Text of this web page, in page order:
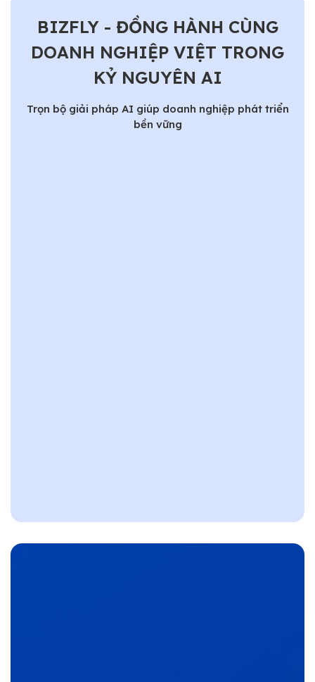
BIZFLY - ĐỒNG HÀNH CÙNG
DOANH NGHIỆP VIỆT TRONG
KỶ NGUYÊN AI
Trọn bộ giải pháp AI giúp doanh nghiệp phát triển
bền vững